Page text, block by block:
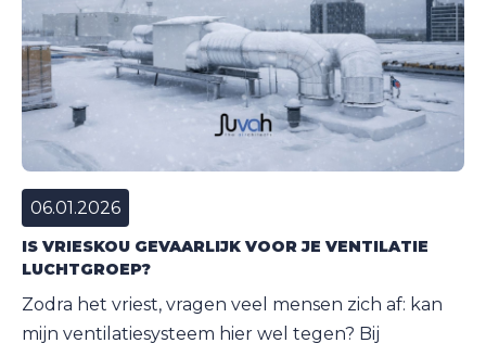
06.01.2026
IS VRIESKOU GEVAARLIJK VOOR JE VENTILATIE
LUCHTGROEP?
Zodra het vriest, vragen veel mensen zich af: kan
mijn ventilatiesysteem hier wel tegen? Bij